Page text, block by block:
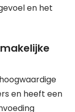
en het
en heeft een